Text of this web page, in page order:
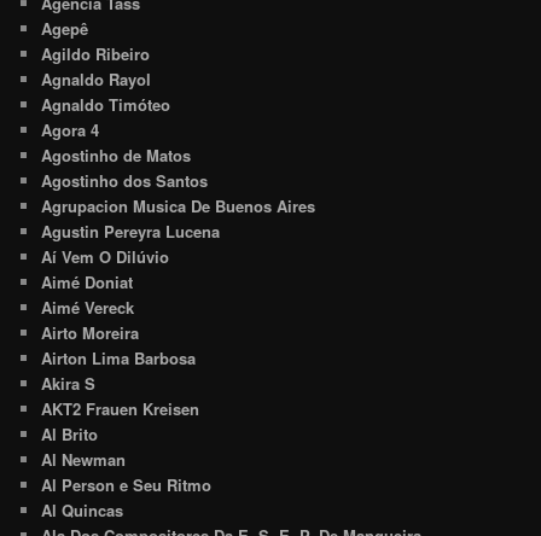
Agepê
Agildo Ribeiro
Agnaldo Rayol
Agnaldo Timóteo
Agora 4
Agostinho de Matos
Agostinho dos Santos
Agrupacion Musica De Buenos Aires
Agustin Pereyra Lucena
Aí Vem O Dilúvio
Aimé Doniat
Aimé Vereck
Airto Moreira
Airton Lima Barbosa
Akira S
AKT2 Frauen Kreisen
Al Brito
Al Newman
Al Person e Seu Ritmo
Al Quincas